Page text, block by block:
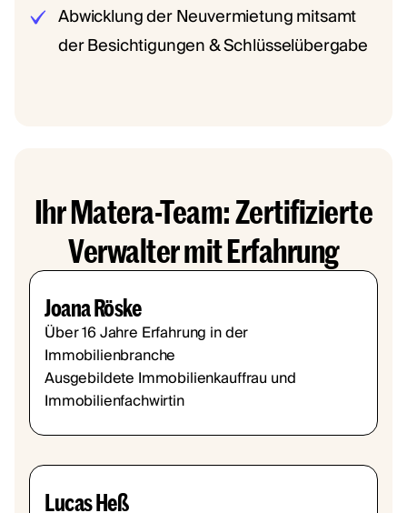
Abwicklung der Neuvermietung mitsamt
der Besichtigungen & Schlüsselübergabe
Ihr Matera-Team: Zertifizierte
Verwalter mit Erfahrung
Joana Röske
Über 16 Jahre Erfahrung in der
Immobilienbranche
Ausgebildete Immobilienkauffrau und
Immobilienfachwirtin
Lucas Heß